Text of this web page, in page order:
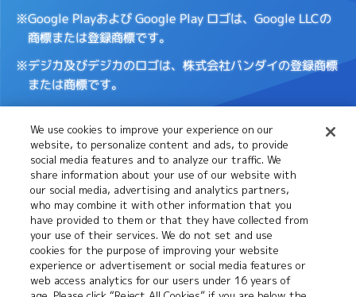
※Google Playおよび Google Play ロゴは、Google LLCの
商標または登録商標です。
※デジカ及びデジカのロゴは、株式会社バンダイの登録商標
または商標です。
推奨環境について Cookies
Settings
プライバシーポリシー プライバシーノーティス
お問い合わせ
We use cookies to improve your experience on our
website, to personalize content and ads, to provide
social media features and to analyze our traffic. We
share information about your use of our website with
our social media, advertising and analytics partners,
who may combine it with other information that you
have provided to them or that they have collected from
your use of their services. We do not set and use
cookies for the purpose of improving your website
experience or advertisement or social media features or
web access analytics for our users under 16 years of